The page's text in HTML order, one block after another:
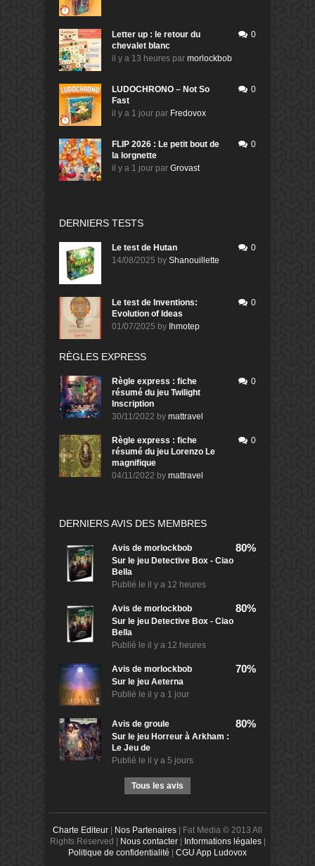
Letter up : le retour du
chevalet blanc
il y a 13 heures par morlockbob
0
LUDOCHRONO – Not So
Fast
il y a 1 jour par Fredovox
0
FLIP 2026 : Le petit bout de
la lorgnette
il y a 1 jour par Grovast
0
DERNIERS TESTS
Le test de Hutan
14/08/2025 by Shanouillette
0
Le test de Inventions:
Evolution of Ideas
01/07/2025 by Ihmotep
0
RÈGLES EXPRESS
Règle express : fiche
résumé du jeu Twilight
Inscription
30/11/2022 by mattravel
0
Règle express : fiche
résumé du jeu Lorenzo Le
magnifique
04/11/2022 by mattravel
0
DERNIERS AVIS DES MEMBRES
Avis de morlockbob
Sur le jeu Detective Box - Ciao
Bella
Publié le il y a 12 heures
80%
Avis de morlockbob
Sur le jeu Detective Box - Ciao
Bella
Publié le il y a 12 heures
80%
Avis de morlockbob
Sur le jeu Aeterna
Publié le il y a 1 jour
70%
Avis de groule
Sur le jeu Horreur à Arkham :
Le Jeu de
Publié le il y a 5 jours
80%
Tous les avis
Charte Editeur | Nos Partenaires | Fat Media © 2013 All
Rights Reserved | Nous contacter| Informations légales|
Politique de confidentialité | CGU App Ludovox